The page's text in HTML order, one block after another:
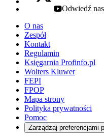
youtube - otwiera
Odwiedź
O nas
Zespół
Kontakt
Regulamin
Księgarnia Profinfo.pl
Wolters Kluwer
FEPI
FPOP
Mapa strony
Polityka prywatności
Pomoc
Zarządzaj preferencjami